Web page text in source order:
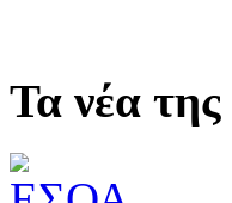
Τα νέα